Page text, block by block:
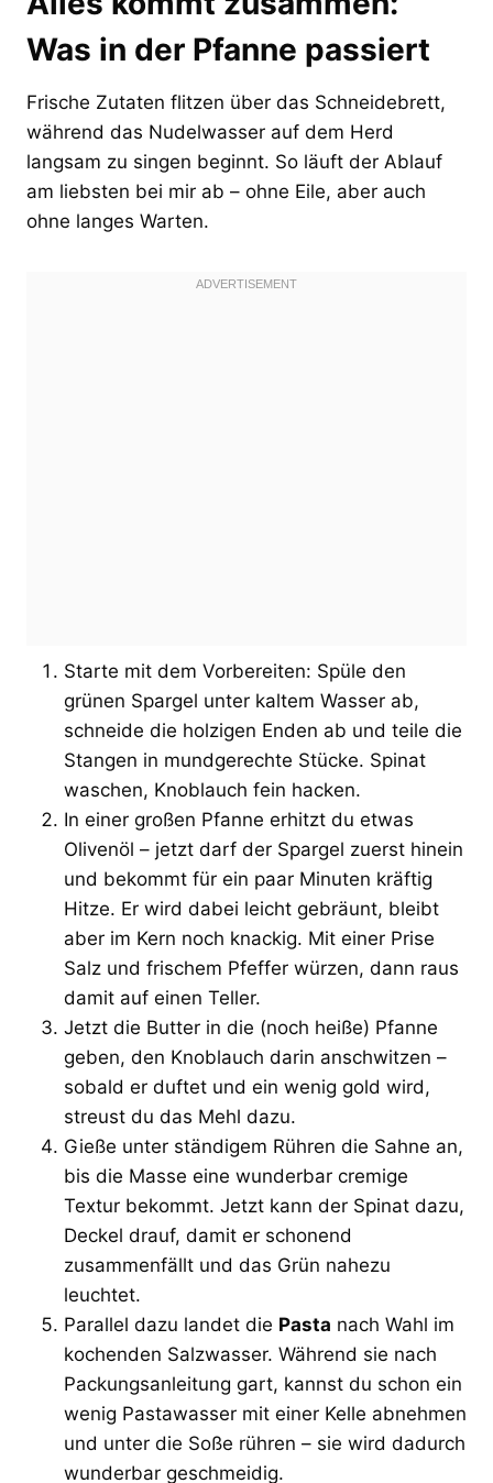
Was in der Pfanne passiert
Frische Zutaten flitzen über das Schneidebrett,
während das Nudelwasser auf dem Herd
langsam zu singen beginnt. So läuft der Ablauf
am liebsten bei mir ab – ohne Eile, aber auch
ohne langes Warten.
Starte mit dem Vorbereiten: Spüle den
grünen Spargel unter kaltem Wasser ab,
schneide die holzigen Enden ab und teile die
Stangen in mundgerechte Stücke. Spinat
waschen, Knoblauch fein hacken.
In einer großen Pfanne erhitzt du etwas
Olivenöl – jetzt darf der Spargel zuerst hinein
und bekommt für ein paar Minuten kräftig
Hitze. Er wird dabei leicht gebräunt, bleibt
aber im Kern noch knackig. Mit einer Prise
Salz und frischem Pfeffer würzen, dann raus
damit auf einen Teller.
Jetzt die Butter in die (noch heiße) Pfanne
geben, den Knoblauch darin anschwitzen –
sobald er duftet und ein wenig gold wird,
streust du das Mehl dazu.
Gieße unter ständigem Rühren die Sahne an,
bis die Masse eine wunderbar cremige
Textur bekommt. Jetzt kann der Spinat dazu,
Deckel drauf, damit er schonend
zusammenfällt und das Grün nahezu
leuchtet.
Parallel dazu landet die Pasta nach Wahl im
kochenden Salzwasser. Während sie nach
Packungsanleitung gart, kannst du schon ein
wenig Pastawasser mit einer Kelle abnehmen
und unter die Soße rühren – sie wird dadurch
wunderbar geschmeidig.